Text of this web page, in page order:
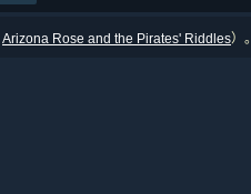
Arizona Rose and the Pirates' Riddles）。